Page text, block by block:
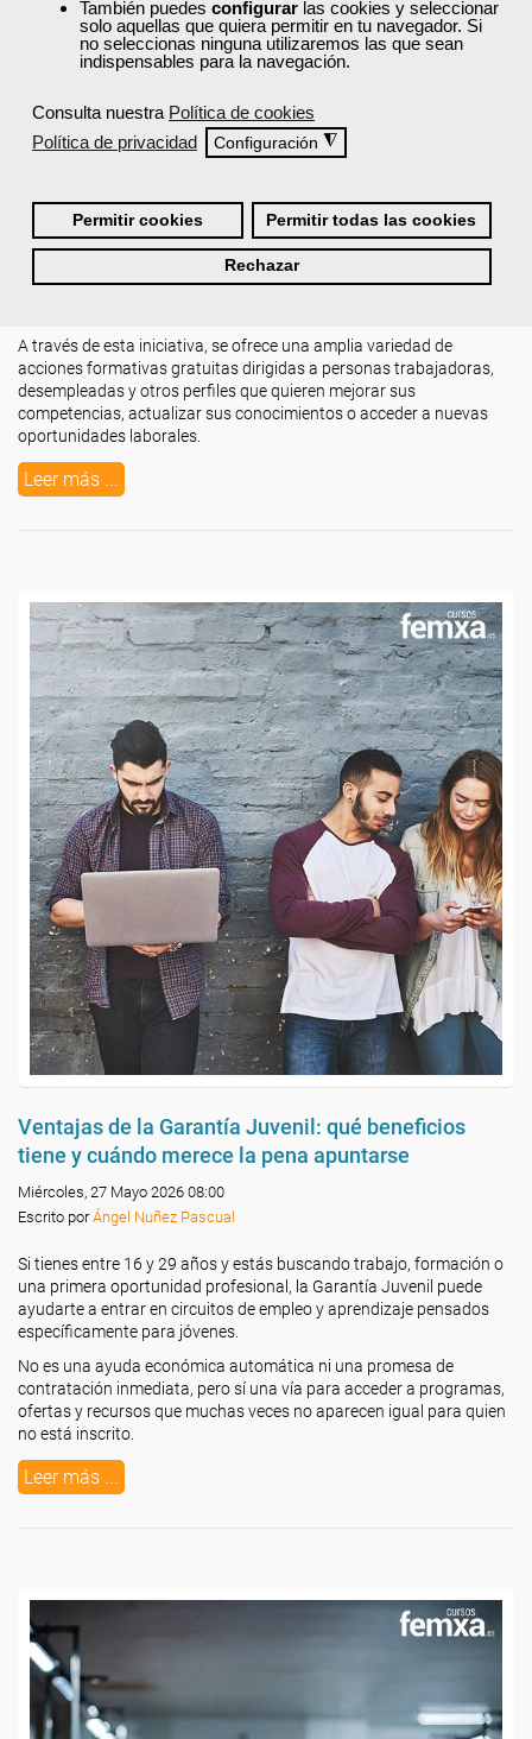
También puedes configurar las cookies y seleccionar
solo aquellas que quiera permitir en tu navegador. Si
no seleccionas ninguna utilizaremos las que sean
indispensables para la navegación.
Consulta nuestra Política de cookies
Política de privacidad
Configuración ◮
Permitir cookies Permitir todas las cookies
Rechazar
SOIB
Viernes, 05 Junio 2026 10:00
¿Vives en Illes Balears y estás buscando una formación gratuita
que te ayude a mejorar tu futuro profesional?
Entoncesnecesitas conocer los cursos subvencionadospor el
A través de esta iniciativa, se ofrece una amplia variedad de
acciones formativas gratuitas dirigidas a personas trabajadoras,
desempleadas y otros perfiles que quieren mejorar sus
competencias, actualizar sus conocimientos o acceder a nuevas
oportunidades laborales.
Leer más ...
Ventajas de la Garantía Juvenil: qué beneficios
tiene y cuándo merece la pena apuntarse
Miércoles, 27 Mayo 2026 08:00
Escrito porÁngel Nuñez Pascual
Si tienes entre 16 y 29 años y estás buscando trabajo, formación o
una primera oportunidad profesional, la Garantía Juvenil puede
ayudarte a entrar en circuitos de empleo y aprendizaje pensados
específicamente para jóvenes.
No es una ayuda económica automática ni una promesa de
contratación inmediata, pero sí una vía para acceder a programas,
ofertas y recursos que muchas veces no aparecen igual para quien
no está inscrito.
Leer más ...